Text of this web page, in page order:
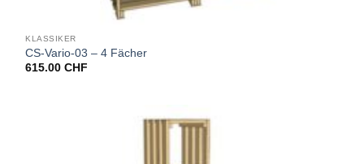
KLASSIKER
CS-Vario-03 – 4 Fächer
615.00CHF